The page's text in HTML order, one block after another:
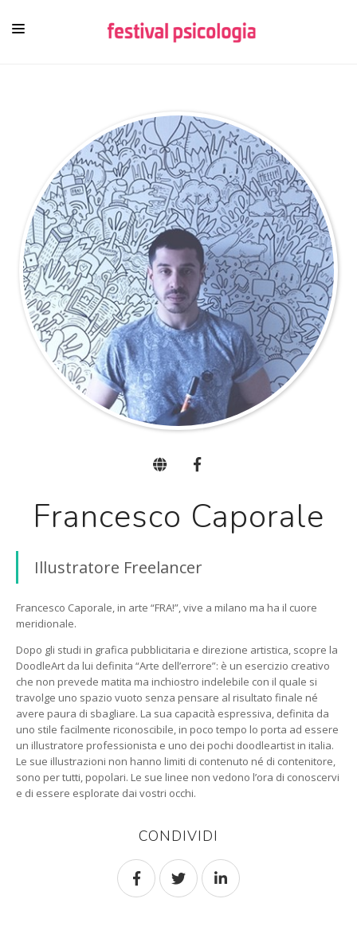
PROGRAMMA
FUORI ROMA
PROTAGONISTI
VIDEO
EBOOK
PSICOLOGI
Francesco Caporale
Illustratore Freelancer
Francesco Caporale, in arte “FRA!”, vive a milano ma ha il cuore
meridionale.
Dopo gli studi in grafica pubblicitaria e direzione artistica, scopre la
DoodleArt da lui definita “Arte dell’errore”: è un esercizio creativo
che non prevede matita ma inchiostro indelebile con il quale si
travolge uno spazio vuoto senza pensare al risultato finale né
avere paura di sbagliare. La sua capacità espressiva, definita da
uno stile facilmente riconoscibile, in poco tempo lo porta ad essere
un illustratore professionista e uno dei pochi doodleartist in italia.
Le sue illustrazioni non hanno limiti di contenuto né di contenitore,
sono per tutti, popolari. Le sue linee non vedono l’ora di conoscervi
e di essere esplorate dai vostri occhi.
CONDIVIDI